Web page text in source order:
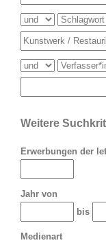
Weitere
Erwerbungen der
Jahr von
bis
Medienart